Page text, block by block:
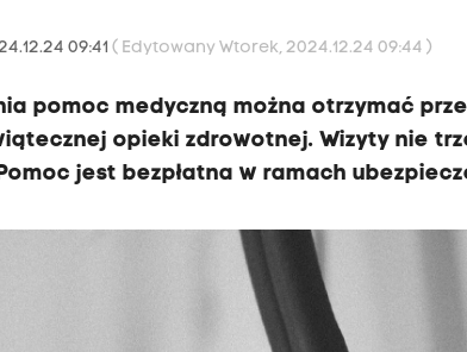
09:41( Edytowany Wtorek, 2024.12.24 09:44 )
pomoc medyczną można otrzymać
opieki zdrowotnej. Wizyty nie
jest bezpłatna w ramach